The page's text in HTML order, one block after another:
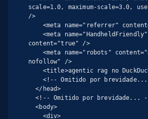
scale=1.0, maximum-scale=3.0,
/>
content="true" />
nofollow" />
  </head>
  <!-- Omitido por brevidade... -->
  <body>